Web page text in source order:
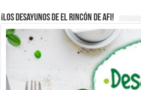
¡Los desayunos de El Rincón de Afi!